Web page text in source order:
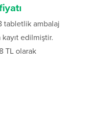
tabletlik ambalaj
edilmiştir.
TL olarak